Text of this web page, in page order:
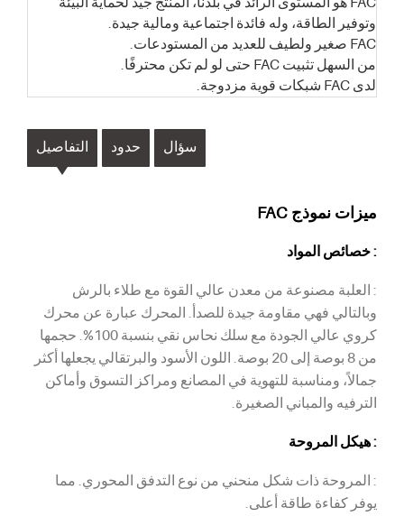
FAC هو المستوى الرائد في بلدنا، المنتج جيد لحماية البيئة
وتوفير الطاقة، وله فائدة اجتماعية ومالية جيدة.
FAC صغير ولطيف للعديد من المستودعات.
من السهل تثبيت FAC حتى لو لم تكن محترفًا.
لدى FAC شبكات قوية مزدوجة.
التفاصيل حدود سؤال
ميزات نموذج FAC
: خصائص المواد
: العلبة مصنوعة من معدن عالي القوة مع طلاء بالرش
وبالتالي فهي مقاومة جيدة للصدأ. المحرك عبارة عن محرك
كروي عالي الجودة مع سلك نحاس نقي بنسبة 100%. حجمها
من 8 بوصة إلى 20 بوصة. اللون الأسود والبرتقالي يجعلها أكثر
جمالاً، ومناسبة للتهوية في المصانع ومراكز التسوق وأماكن
الترفيه والمباني الصغيرة.
: هيكل المروحة
: المروحة ذات شكل منحني من نوع التدفق المحوري. مما
يوفر كفاءة طاقة أعلى.